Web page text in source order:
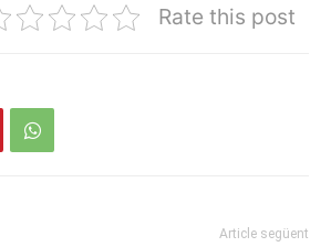
Rate this post
Article següent